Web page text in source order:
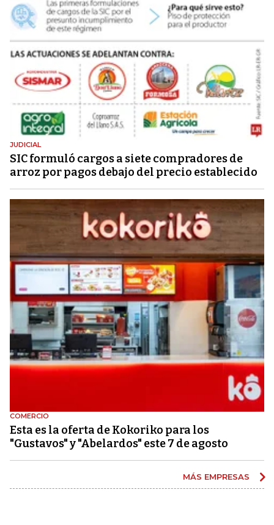
JUDICIAL
SIC formuló cargos a siete compradores de
arroz por pagos debajo del precio establecido
COMERCIO
Esta es la oferta de Kokoriko para los
"Gustavos" y "Abelardos" este 7 de agosto
MÁS EMPRESAS